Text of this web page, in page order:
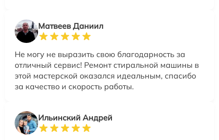
Матвеев Даниил
Не могу не выразить свою благодарность за
отличный сервис! Ремонт стиральной машины в
этой мастерской оказался идеальным, спасибо
за качество и скорость работы.
Ильинский Андрей